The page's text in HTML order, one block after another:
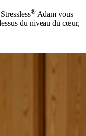
® Adam vous
du niveau du cœur,